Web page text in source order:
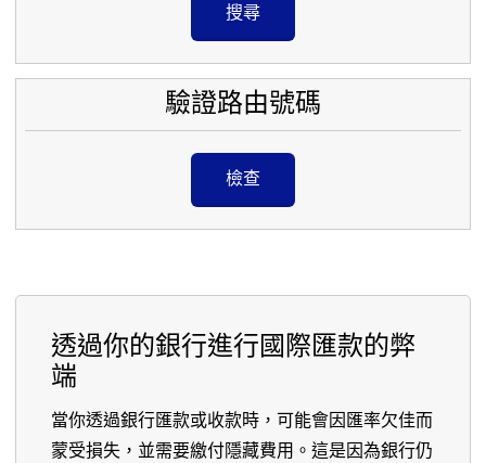
搜尋
驗證路由號碼
檢查
透過你的銀行進行國際匯款的弊
端
當你透過銀行匯款或收款時，可能會因匯率欠佳而
蒙受損失，並需要繳付隱藏費用。這是因為銀行仍